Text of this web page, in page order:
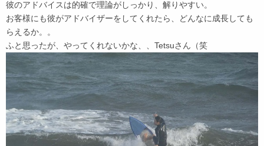
彼のアドバイスは的確で理論がしっかり、解りやすい。
お客様にも彼がアドバイザーをしてくれたら、どんなに成長しても
らえるか。。
ふと思ったが、やってくれないかな、、Tetsuさん（笑